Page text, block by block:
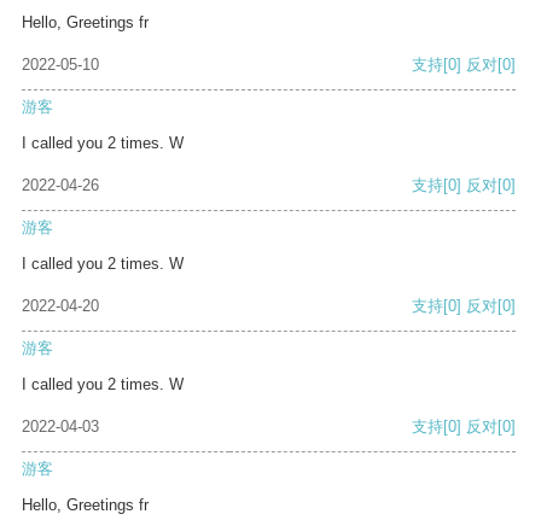
Hello, Greetings fr
2022-05-10 支持[0] 反对[0]
游客
I called you 2 times. W
2022-04-26 支持[0] 反对[0]
游客
I called you 2 times. W
2022-04-20 支持[0] 反对[0]
游客
I called you 2 times. W
2022-04-03 支持[0] 反对[0]
游客
Hello, Greetings fr